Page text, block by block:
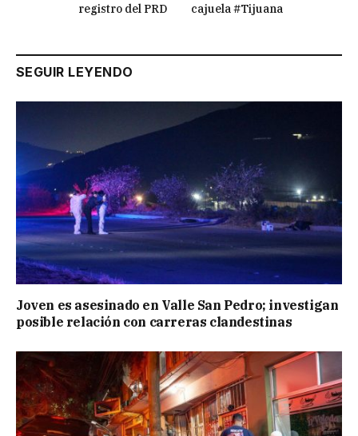
registro del PRD
cajuela #Tijuana
SEGUIR LEYENDO
Joven es asesinado en Valle San Pedro; investigan
posible relación con carreras clandestinas